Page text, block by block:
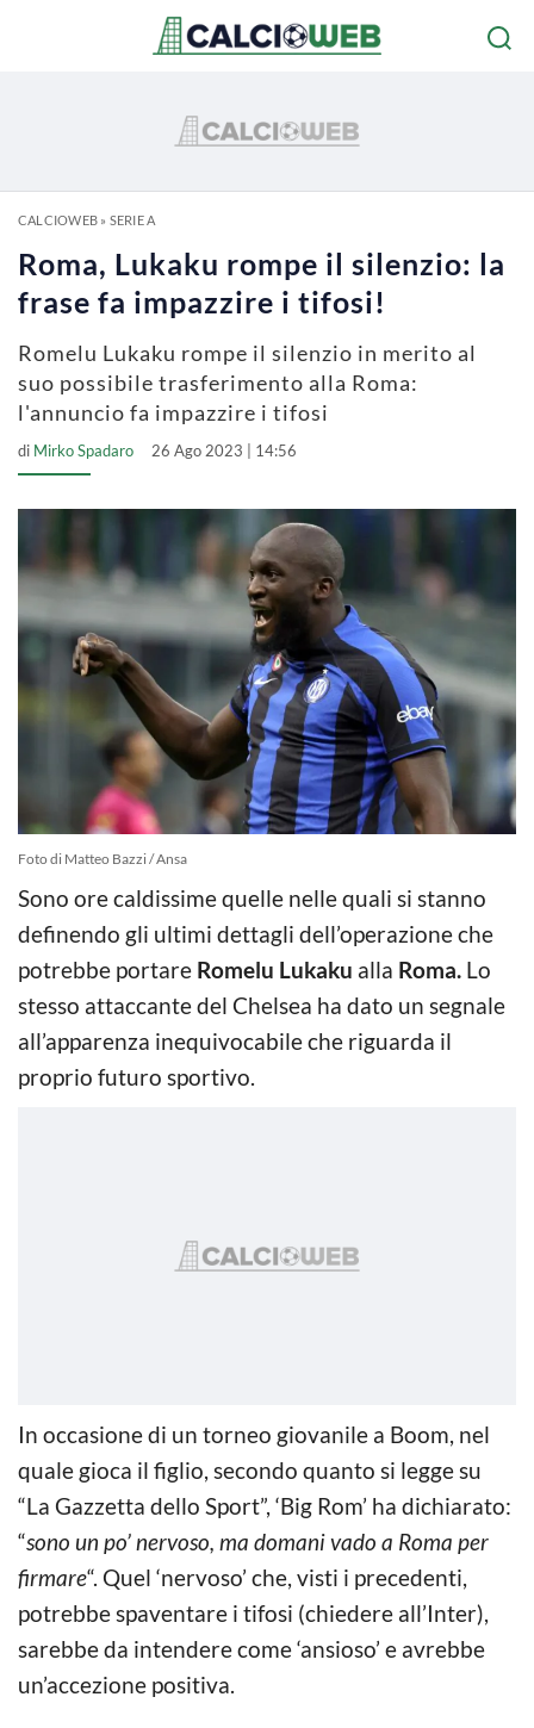
CALCIOWEB» SERIE A
Roma, Lukaku rompe il silenzio: la
frase fa impazzire i tifosi!
Romelu Lukaku rompe il silenzio in merito al
suo possibile trasferimento alla Roma:
l'annuncio fa impazzire i tifosi
di Mirko Spadaro 26 Ago 2023 | 14:56
Foto di Matteo Bazzi / Ansa
Sono ore caldissime quelle nelle quali si stanno
definendo gli ultimi dettagli dell’operazione che
potrebbe portare Romelu Lukaku alla Roma. Lo
stesso attaccante del Chelsea ha dato un segnale
all’apparenza inequivocabile che riguarda il
proprio futuro sportivo.
In occasione di un torneo giovanile a Boom, nel
quale gioca il figlio, secondo quanto si legge su
“La Gazzetta dello Sport”, ‘Big Rom’ ha dichiarato:
“sono un po’ nervoso, ma domani vado a Roma per
firmare“. Quel ‘nervoso’ che, visti i precedenti,
potrebbe spaventare i tifosi (chiedere all’Inter),
sarebbe da intendere come ‘ansioso’ e avrebbe
un’accezione positiva.